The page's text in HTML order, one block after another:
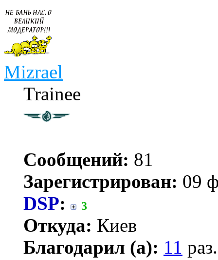
Mizrael
Trainee
Сообщений: 81
Зарегистрирован: 09
DSP: 3
Откуда: Киев
Благодарил (а): 11 раз.